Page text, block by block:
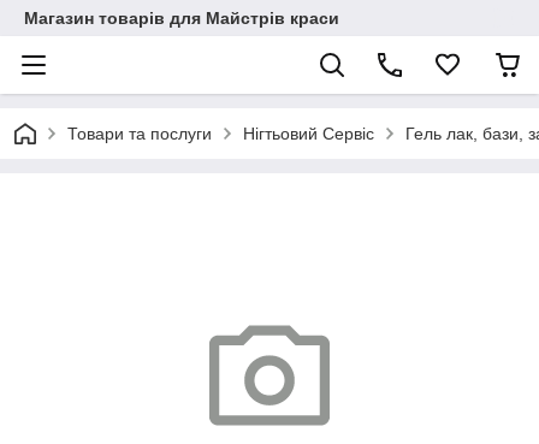
Магазин товарів для Майстрів краси
Товари та послуги Нігтьовий Сервіс Гель лак, бази,